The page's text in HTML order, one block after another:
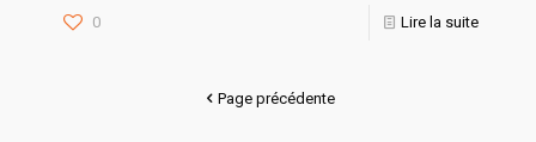
0 Lire la suite
Page précédente